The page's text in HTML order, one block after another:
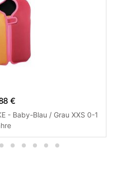
€
- Baby-Blau / Grau XXS 0-1